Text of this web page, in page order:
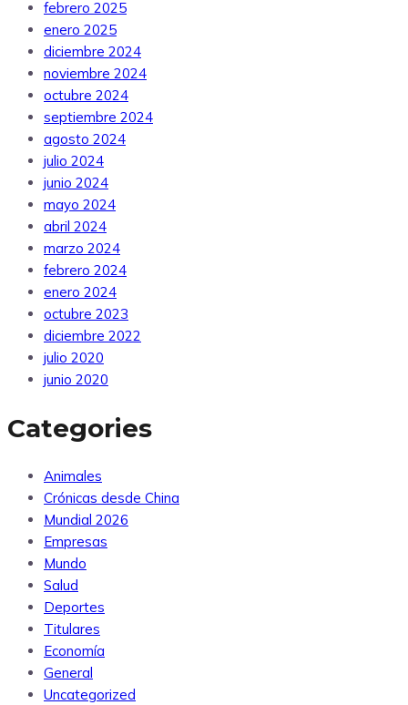
febrero 2025
enero 2025
diciembre 2024
noviembre 2024
octubre 2024
septiembre 2024
agosto 2024
julio 2024
junio 2024
mayo 2024
abril 2024
marzo 2024
febrero 2024
enero 2024
octubre 2023
diciembre 2022
julio 2020
junio 2020
Categories
Animales
Crónicas desde China
Mundial 2026
Empresas
Mundo
Salud
Deportes
Titulares
Economía
General
Uncategorized